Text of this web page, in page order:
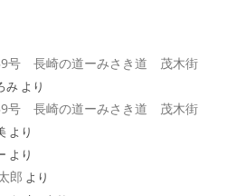
号 長崎の道ーみさき道 茂木街
み より
号 長崎の道ーみさき道 茂木街
より
より
郎 より